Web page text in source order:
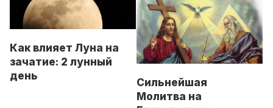
Как влияет Луна на
зачатие: 2 лунный
день
Сильнейшая
Молитва на